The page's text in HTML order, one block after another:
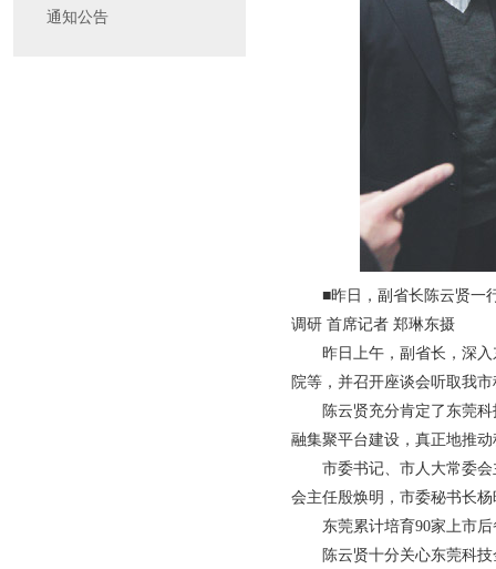
通知公告
■昨日，副省长陈云贤一
调研 首席记者 郑琳东摄
昨日上午，副省长，深
院等，并召开座谈会听取我
陈云贤充分肯定了东莞
融集聚平台建设，真正地推
市委书记、市人大常委
会主任殷焕明，市委秘书长
东莞累计培育90家上市
陈云贤十分关心东莞科